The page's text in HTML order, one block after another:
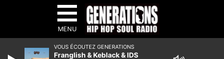
MENU
VOUS ÉCOUTEZ GENERATIONS
Franglish & Keblack & IDS